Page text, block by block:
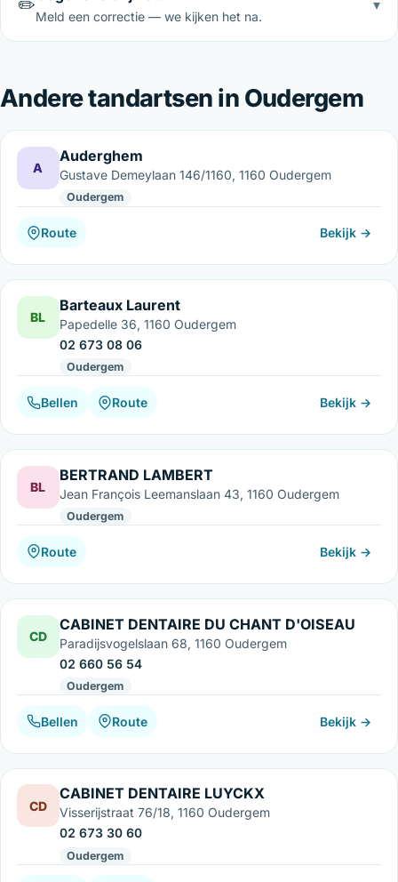
✏️
Meld een correctie — we kijken het na.
▾
Andere tandartsen in Oudergem
A
Auderghem
Gustave Demeylaan 146/1160, 1160 Oudergem
Oudergem
Route Bekijk →
BL
Barteaux Laurent
Papedelle 36, 1160 Oudergem
02 673 08 06
Oudergem
Bellen Route Bekijk →
BL
BERTRAND LAMBERT
Jean François Leemanslaan 43, 1160 Oudergem
Oudergem
Route Bekijk →
CD
CABINET DENTAIRE DU CHANT D'OISEAU
Paradijsvogelslaan 68, 1160 Oudergem
02 660 56 54
Oudergem
Bellen Route Bekijk →
CD
CABINET DENTAIRE LUYCKX
Visserijstraat 76/18, 1160 Oudergem
02 673 30 60
Oudergem